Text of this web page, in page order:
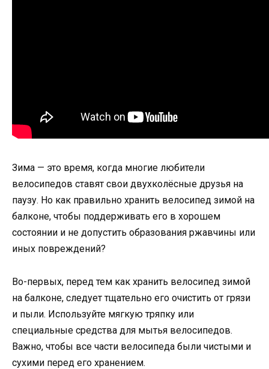
Зима — это время, когда многие любители
велосипедов ставят свои двухколёсные друзья на
паузу. Но как правильно хранить велосипед зимой на
балконе, чтобы поддерживать его в хорошем
состоянии и не допустить образования ржавчины или
иных повреждений?
Во-первых, перед тем как хранить велосипед зимой
на балконе, следует тщательно его очистить от грязи
и пыли. Используйте мягкую тряпку или
специальные средства для мытья велосипедов.
Важно, чтобы все части велосипеда были чистыми и
сухими перед его хранением.